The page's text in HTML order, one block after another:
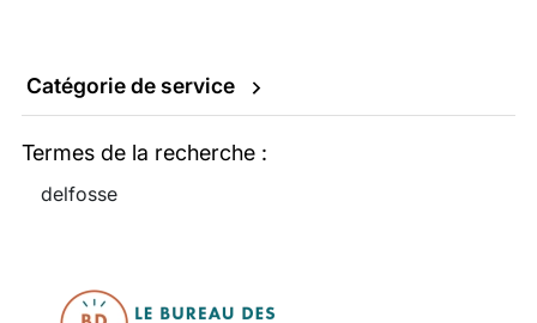
Catégorie de service
Formulaire de recherche
Termes de la recherche :